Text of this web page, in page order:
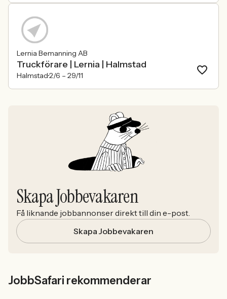
Lernia Bemanning AB
Truckförare | Lernia | Halmstad
Halmstad2/6 – 29/11
Skapa Jobbevakaren
Få liknande jobbannonser direkt till din e-post.
Skapa Jobbevakaren
JobbSafari rekommenderar